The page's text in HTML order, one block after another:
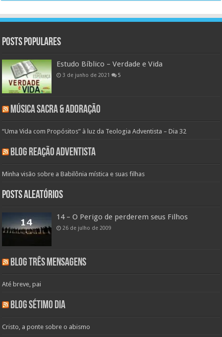
Posts populares
Estudo Bíblico – Verdade e Vida
3 de junho de 2021 5
Música Sacra & Adoração
“Uma Vida com Propósitos” à luz da Teologia Adventista – Dia 32
Blog Reação Adventista
Minha visão sobre a Babilônia mística e suas filhas
Posts aleatórios
14 – O Perigo de perderem seus Filhos
26 de julho de 2009
Blog Três Mensagens
Até breve, pai
Blog Sétimo Dia
Cristo, a ponte sobre o abismo